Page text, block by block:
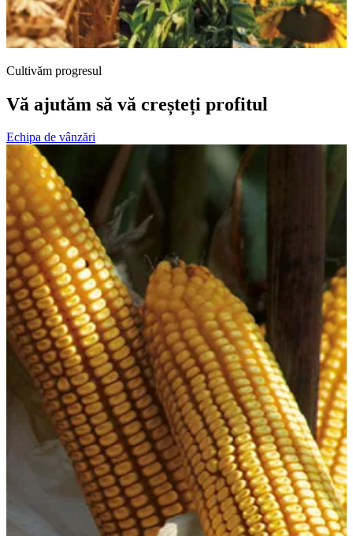
Cultivăm progresul
Vă ajutăm să vă creșteți profitul
Echipa de vânzări